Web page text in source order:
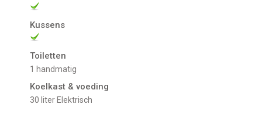
Kussens
Toiletten
1 handmatig
Koelkast & voeding
30 liter Elektrisch